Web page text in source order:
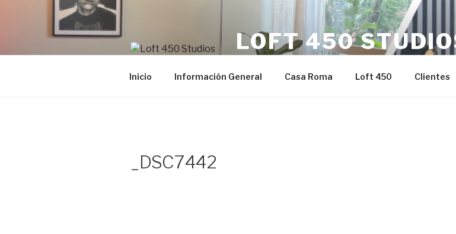
LOFT 450
Inicio Información General Casa Roma Loft 450 Clientes
_DSC7442